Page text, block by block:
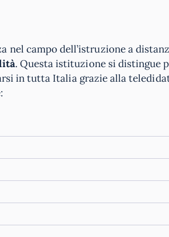
nel campo dell’istruzione a
. Questa istituzione si distingue
in tutta Italia grazie alla